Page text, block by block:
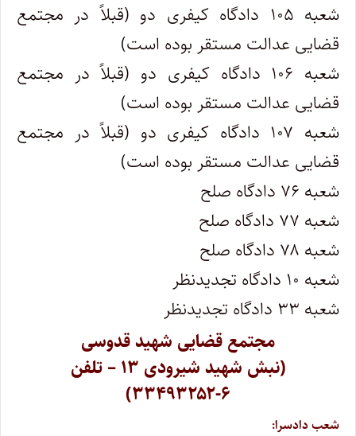
شعبه ۱۰۵ دادگاه کیفری دو (قبلاً در مجتمع
قضایی عدالت مستقر بوده است)
شعبه ۱۰۶ دادگاه کیفری دو (قبلاً در مجتمع
قضایی عدالت مستقر بوده است)
شعبه ۱۰۷ دادگاه کیفری دو (قبلاً در مجتمع
قضایی عدالت مستقر بوده است)
شعبه ۷۶ دادگاه صلح
شعبه ۷۷ دادگاه صلح
شعبه ۷۸ دادگاه صلح
شعبه ۱۰ دادگاه تجدیدنظر
شعبه ۳۳ دادگاه تجدیدنظر
مجتمع قضایی شهید قدوسی
(نبش شهید شیرودی ۱۳ – تلفن
۶-۳۳۴۹۳۲۵۲)
شعب دادسرا: